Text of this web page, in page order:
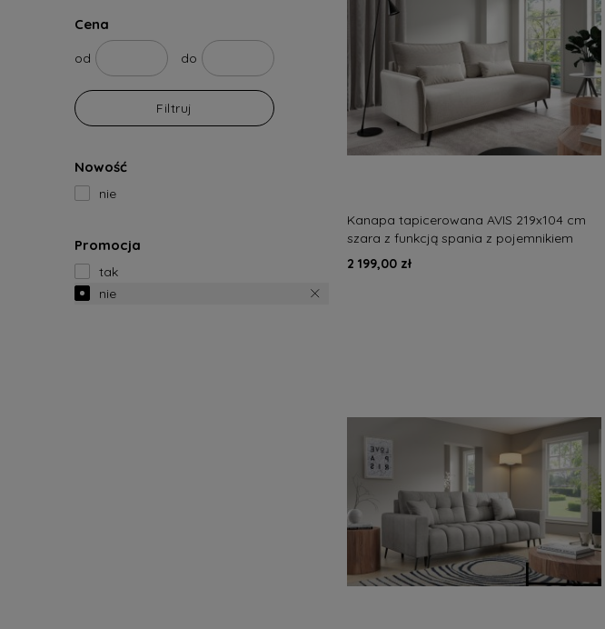
Cena
od do
Filtruj
Nowość
nie
Promocja
tak
nie
Kanapa tapicerowana AVIS 219x104 cm
szara z funkcją spania z pojemnikiem
nowoczesna
2 199,00 zł